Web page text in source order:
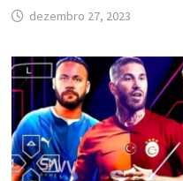
dezembro 27, 2023